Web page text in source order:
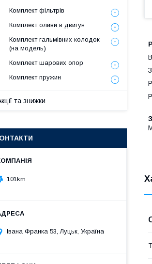
Комплект фільтрів
Комплект оливи в двигун
Комплект гальмівних колодок
(на модель)
Комплект шарових опор
Комплект пружин
та знижки
101km
Івана Франка 53, Луцьк, Україна